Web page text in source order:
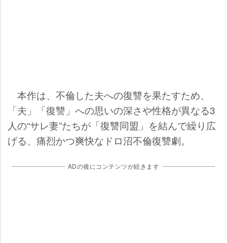
本作は、不倫した夫への復讐を果たすため、
「夫」「復讐」への思いの深さや性格が異なる3
人の“サレ妻”たちが「復讐同盟」を結んで繰り広
げる、痛烈かつ爽快なドロ沼不倫復讐劇。
ADの後にコンテンツが続きます